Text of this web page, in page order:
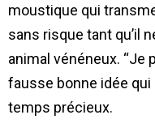
moustique qui
sans risque tant qu’il
animal vénéneux. “Je
fausse bonne idée qui
temps précieux.